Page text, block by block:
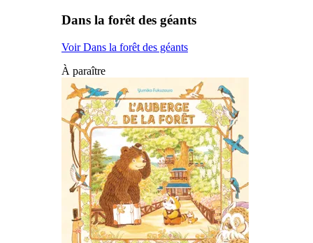
Dans la forêt des géants
Voir Dans la forêt des géants
À paraître